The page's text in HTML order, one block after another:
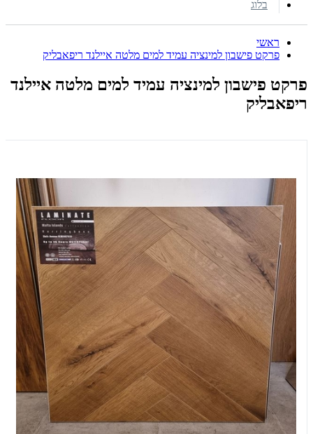
בלוג
ראשי
פרקט פישבון למינציה עמיד למים מלטה איילנד ריפאבליק
פרקט פישבון למינציה עמיד למים מלטה איילנד
ריפאבליק